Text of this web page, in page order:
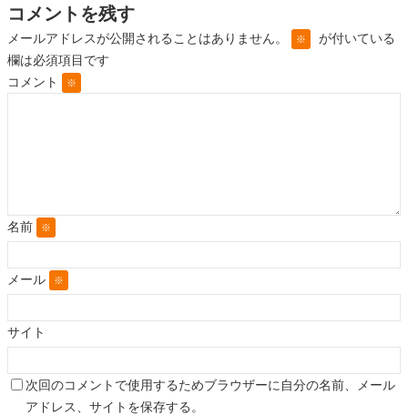
コメントを残す
メールアドレスが公開されることはありません。 ※
が付いている
欄は必須項目です
コメント
※
名前 ※
メール ※
サイト
次回のコメントで使用するためブラウザーに自分の名前、メール
アドレス、サイトを保存する。